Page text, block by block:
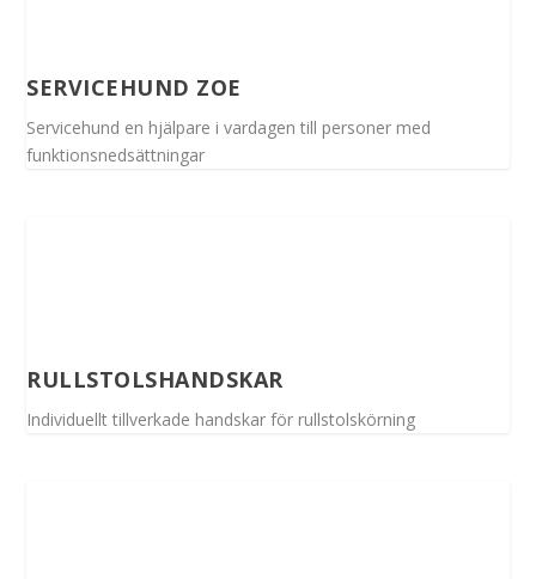
SERVICEHUND ZOE
Servicehund en hjälpare i vardagen till personer med
funktionsnedsättningar
RULLSTOLSHANDSKAR
Individuellt tillverkade handskar för rullstolskörning